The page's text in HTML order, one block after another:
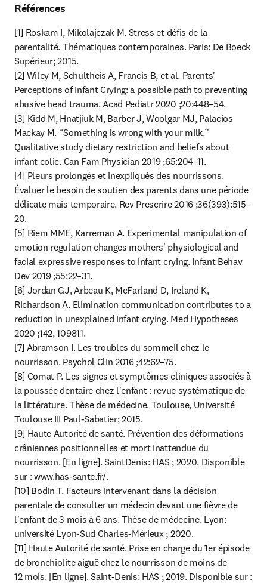
Références
[1] Roskam I, Mikolajczak M. Stress et défis de la
parentalité. Thématiques contemporaines. Paris: De Boeck
Supérieur; 2015.
[2] Wiley M, Schultheis A, Francis B, et al. Parents'
Perceptions of Infant Crying: a possible path to preventing
abusive head trauma. Acad Pediatr 2020 ;20:448–54.
[3] Kidd M, Hnatjiuk M, Barber J, Woolgar MJ, Palacios
Mackay M. “Something is wrong with your milk.”
Qualitative study dietary restriction and beliefs about
infant colic. Can Fam Physician 2019 ;65:204–11.
[4] Pleurs prolongés et inexpliqués des nourrissons.
Évaluer le besoin de soutien des parents dans une période
délicate mais temporaire. Rev Prescrire 2016 ;36(393):515–
20.
[5] Riem MME, Karreman A. Experimental manipulation of
emotion regulation changes mothers' physiological and
facial expressive responses to infant crying. Infant Behav
Dev 2019 ;55:22–31.
[6] Jordan GJ, Arbeau K, McFarland D, Ireland K,
Richardson A. Elimination communication contributes to a
reduction in unexplained infant crying. Med Hypotheses
2020 ;142, 109811.
[7] Abramson I. Les troubles du sommeil chez le
nourrisson. Psychol Clin 2016 ;42:62–75.
[8] Comat P. Les signes et symptômes cliniques associés à
la poussée dentaire chez l'enfant : revue systématique de
la littérature. Thèse de médecine. Toulouse, Université
Toulouse III Paul-Sabatier; 2015.
[9] Haute Autorité de santé. Prévention des déformations
crâniennes positionnelles et mort inattendue du
nourrisson. [En ligne]. SaintDenis: HAS ; 2020. Disponible
sur : www.has-sante.fr/.
[10] Bodin T. Facteurs intervenant dans la décision
parentale de consulter un médecin devant une fièvre de
l'enfant de 3 mois à 6 ans. Thèse de médecine. Lyon:
université Lyon-Sud Charles-Mérieux ; 2020.
[11] Haute Autorité de santé. Prise en charge du 1er épisode
de bronchiolite aiguë chez le nourrisson de moins de
12 mois. [En ligne]. Saint-Denis: HAS ; 2019. Disponible sur :